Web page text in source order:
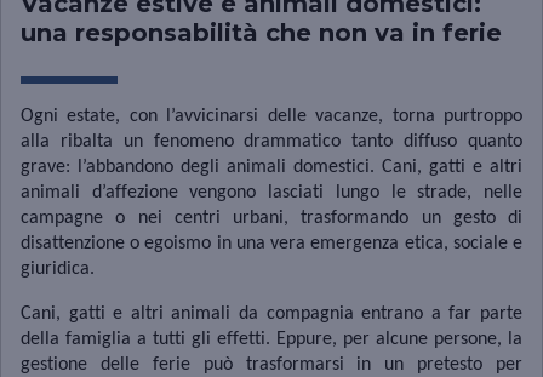
una responsabilità che non va in ferie
Ogni estate, con l’avvicinarsi delle vacanze, torna purtroppo
alla ribalta un fenomeno drammatico tanto diffuso quanto
grave: l’abbandono degli animali domestici. Cani, gatti e altri
animali d’affezione vengono lasciati lungo le strade, nelle
campagne o nei centri urbani, trasformando un gesto di
disattenzione o egoismo in una vera emergenza etica, sociale e
giuridica.
Cani, gatti e altri animali da compagnia entrano a far parte
della famiglia a tutti gli effetti. Eppure, per alcune persone, la
gestione delle ferie può trasformarsi in un pretesto per